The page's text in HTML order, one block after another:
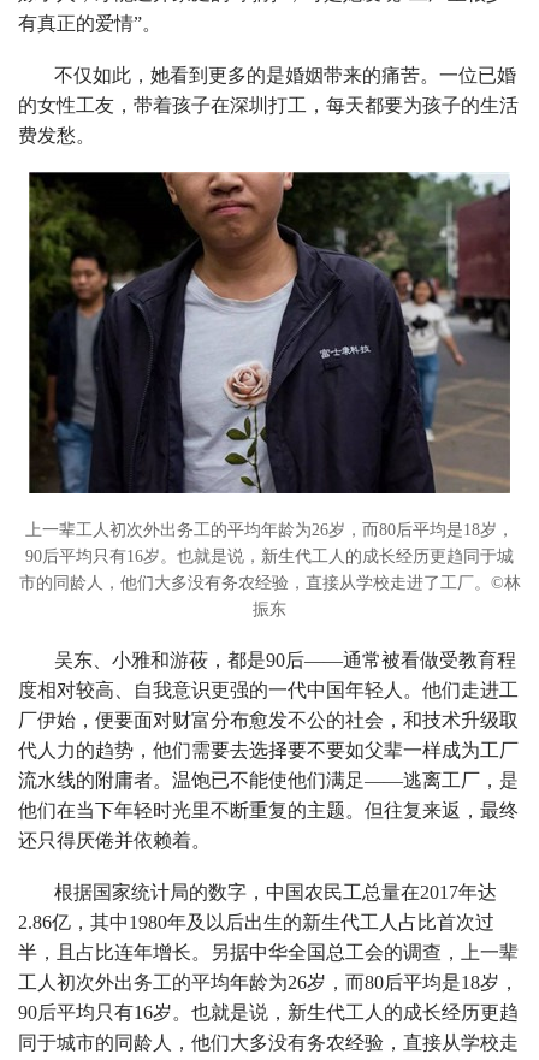
有真正的爱情”。
不仅如此，她看到更多的是婚姻带来的痛苦。一位已婚
的女性工友，带着孩子在深圳打工，每天都要为孩子的生活
费发愁。
上一辈工人初次外出务工的平均年龄为26岁，而80后平均是18岁，
90后平均只有16岁。也就是说，新生代工人的成长经历更趋同于城
市的同龄人，他们大多没有务农经验，直接从学校走进了工厂。©林
振东
吴东、小雅和游莜，都是90后——通常被看做受教育程
度相对较高、自我意识更强的一代中国年轻人。他们走进工
厂伊始，便要面对财富分布愈发不公的社会，和技术升级取
代人力的趋势，他们需要去选择要不要如父辈一样成为工厂
流水线的附庸者。温饱已不能使他们满足——逃离工厂，是
他们在当下年轻时光里不断重复的主题。但往复来返，最终
还只得厌倦并依赖着。
根据国家统计局的数字，中国农民工总量在2017年达
2.86亿，其中1980年及以后出生的新生代工人占比首次过
半，且占比连年增长。另据中华全国总工会的调查，上一辈
工人初次外出务工的平均年龄为26岁，而80后平均是18岁，
90后平均只有16岁。也就是说，新生代工人的成长经历更趋
同于城市的同龄人，他们大多没有务农经验，直接从学校走